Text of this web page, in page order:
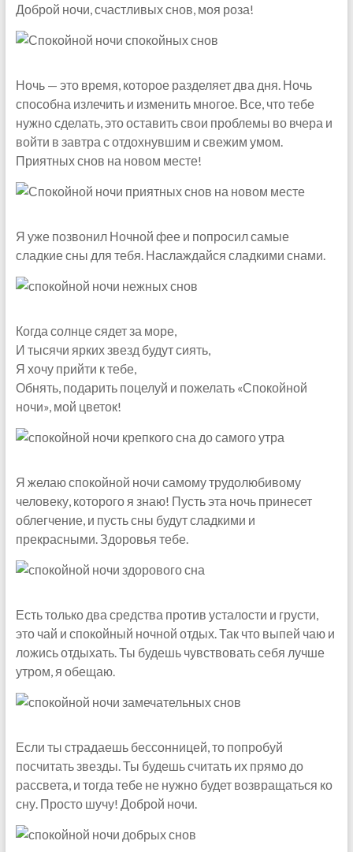
Доброй ночи, счастливых снов, моя роза!
Ночь — это время, которое разделяет два дня. Ночь
способна излечить и изменить многое. Все, что тебе
нужно сделать, это оставить свои проблемы во вчера и
войти в завтра с отдохнувшим и свежим умом.
Приятных снов на новом месте!
Я уже позвонил Ночной фее и попросил самые
сладкие сны для тебя. Наслаждайся сладкими снами.
Когда солнце сядет за море,
И тысячи ярких звезд будут сиять,
Я хочу прийти к тебе,
Обнять, подарить поцелуй и пожелать «Спокойной
ночи», мой цветок!
Я желаю спокойной ночи самому трудолюбивому
человеку, которого я знаю! Пусть эта ночь принесет
облегчение, и пусть сны будут сладкими и
прекрасными. Здоровья тебе.
Есть только два средства против усталости и грусти,
это чай и спокойный ночной отдых. Так что выпей чаю и
ложись отдыхать. Ты будешь чувствовать себя лучше
утром, я обещаю.
Если ты страдаешь бессонницей, то попробуй
посчитать звезды. Ты будешь считать их прямо до
рассвета, и тогда тебе не нужно будет возвращаться ко
сну. Просто шучу! Доброй ночи.